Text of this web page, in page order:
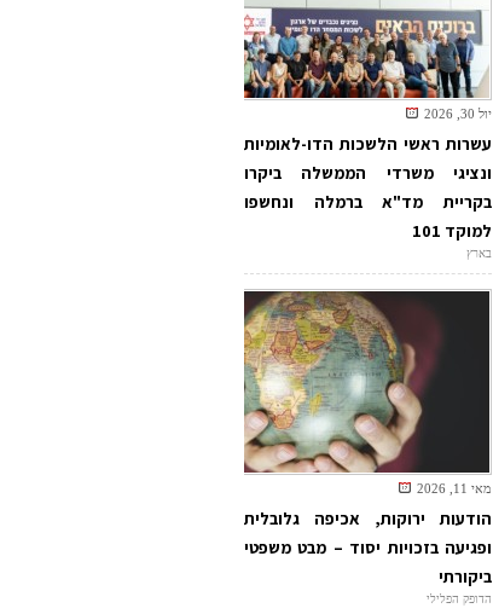
יול 30, 2026
עשרות ראשי הלשכות הדו-לאומיות
ונציגי משרדי הממשלה ביקרו
בקריית מד"א ברמלה ונחשפו
למוקד 101
בארץ
מאי 11, 2026
הודעות ירוקות, אכיפה גלובלית
ופגיעה בזכויות יסוד – מבט משפטי
ביקורתי
הדופק הפלילי